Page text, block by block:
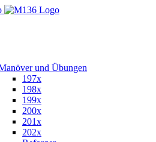
und Übungen
197x
198x
199x
200x
201x
202x